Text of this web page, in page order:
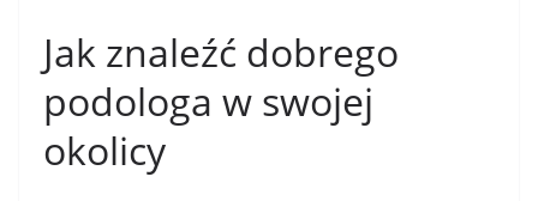
Jak znaleźć dobrego
podologa w swojej
okolicy